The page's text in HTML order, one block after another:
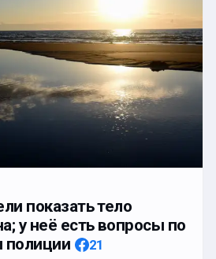
показать тело
у неё есть вопросы по
полиции
21